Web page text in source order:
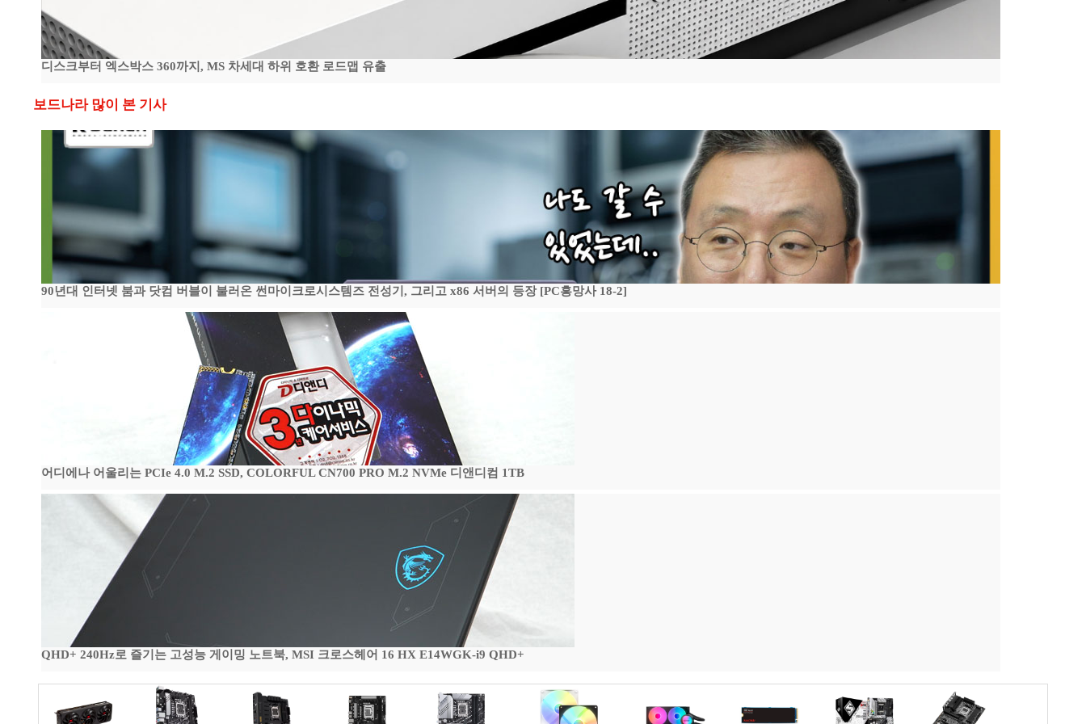
디스크부터 엑스박스 360까지, MS 차세대 하위 호환 로드맵 유출
보드나라 많이 본 기사
90년대 인터넷 붐과 닷컴 버블이 불러온 썬마이크로시스템즈 전성기, 그리고 x86 서버의 등장 [PC흥망사 18-2]
어디에나 어울리는 PCIe 4.0 M.2 SSD, COLORFUL CN700 PRO M.2 NVMe 디앤디컴 1TB
QHD+ 240Hz로 즐기는 고성능 게이밍 노트북, MSI 크로스헤어 16 HX E14WGK-i9 QHD+